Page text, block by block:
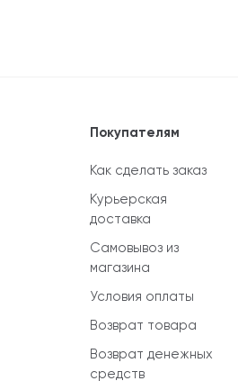
Покупателям
Как сделать заказ
Курьерская
доставка
Самовывоз из
магазина
Условия оплаты
Возврат товара
Возврат денежных
средств